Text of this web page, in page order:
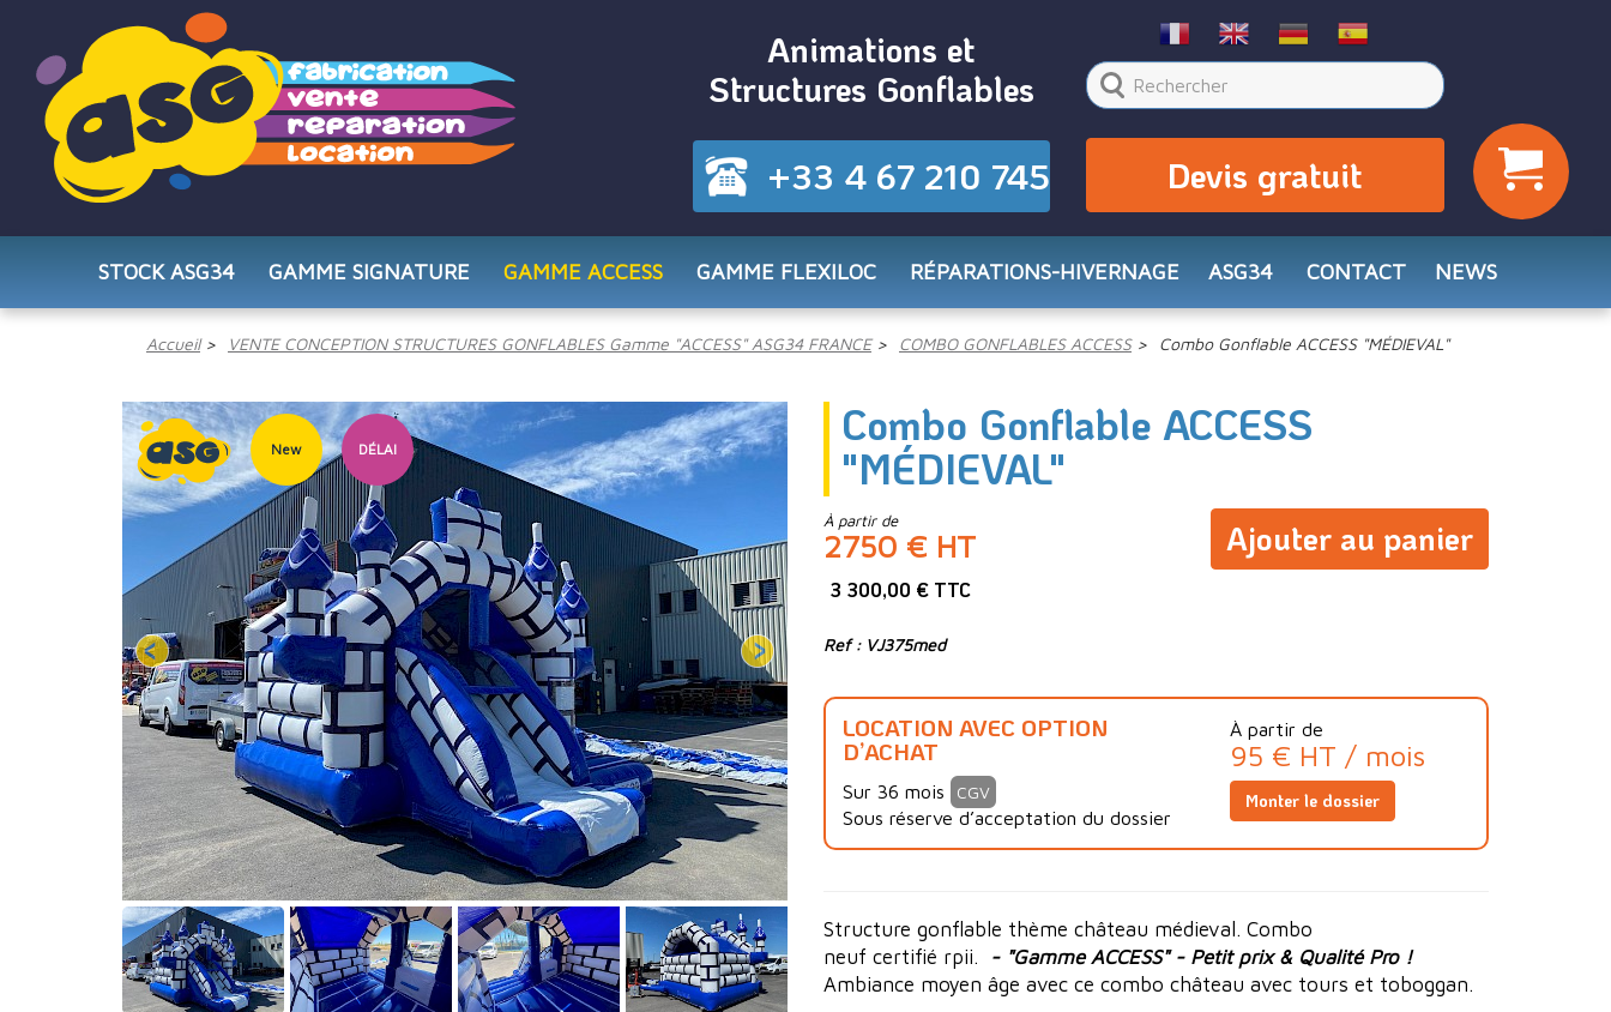
Animations et
Structures Gonflables
+33 4 67 210 745 Devis gratuit
STOCK ASG34 GAMME SIGNATURE GAMME ACCESS GAMME FLEXILOC RÉPARATIONS-HIVERNAGE ASG34 CONTACT NEWS
Accueil VENTE CONCEPTION STRUCTURES GONFLABLES Gamme "ACCESS" ASG34 FRANCE COMBO GONFLABLES ACCESS Combo Gonflable ACCESS "MÉDIEVAL"
New DÉLAI
Combo Gonflable ACCESS
"MÉDIEVAL"
À partir de
2750 € HT
3 300,00 € TTC
Ajouter au panier
Ref : VJ375med
LOCATION AVEC OPTION
D’ACHAT
Sur 36 mois CGV
Sous réserve d’acceptation du dossier
À partir de
95 € HT / mois
Monter le dossier
Structure gonflable thème château médieval. Combo
neuf certifié rpii. - "Gamme ACCESS" - Petit prix & Qualité Pro !
Ambiance moyen âge avec ce combo château avec tours et toboggan.